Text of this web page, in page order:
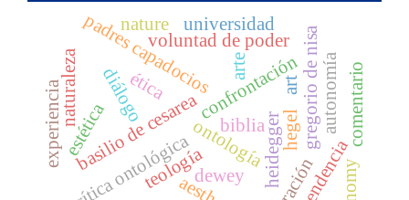
biblia
teología heideggerhegel
ontología
confrontación
padres capadocios
basilio de cesarea gregorio de nisa
voluntad de poder
crítica ontológica
diálogoética
universidad
comentario
dewey
arte
art
estética
naturaleza
experiencia
nature
autonomía